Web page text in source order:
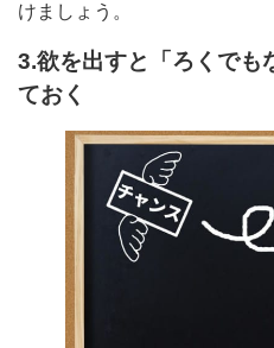
けましょう。
3.欲を出すと「ろくでも
ておく